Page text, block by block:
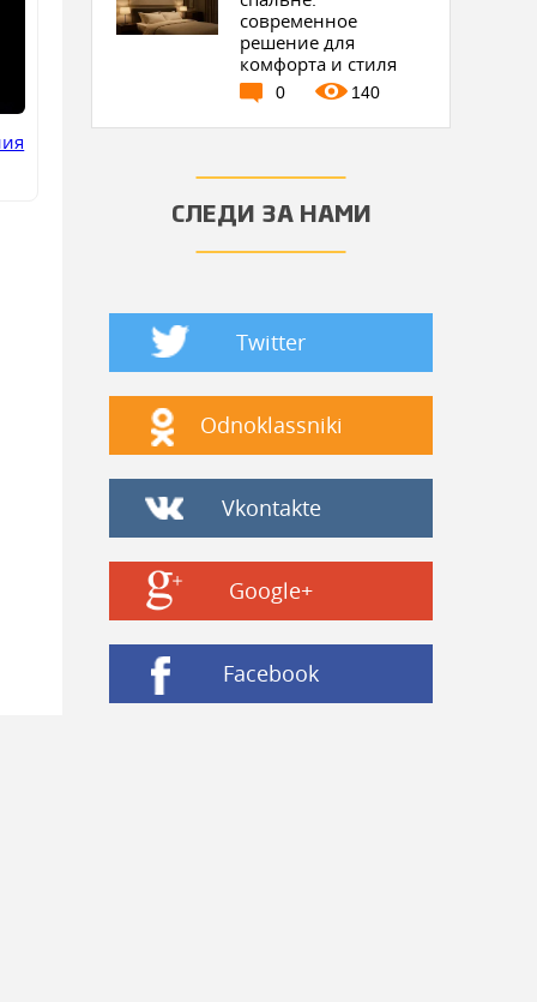
современное
решение для
комфорта и стиля
0 140
СЛЕДИ ЗА НАМИ
Twitter
Odnoklassniki
Vkontakte
Google+
Facebook